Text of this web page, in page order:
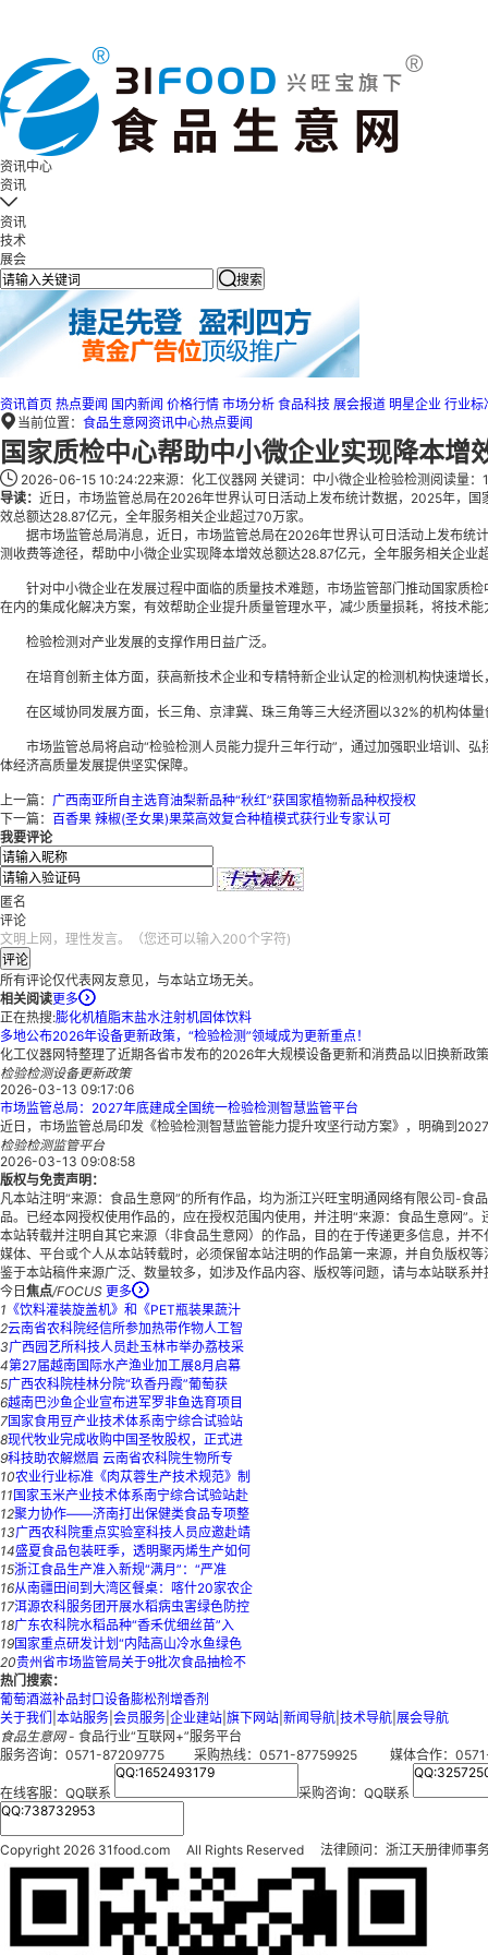
资讯中心
资讯

资讯
技术
展会
搜索
资讯首页 热点要闻 国内新闻 价格行情 市场分析 食品科技 展会报道 明星企业 行业标
当前位置： 食品生意网资讯中心热点要闻
国家质检中心帮助中小微企业实现降本增
2026-06-15 10:24:22来源：化工仪器网 关键词： 中小微企业检验检测 阅读量：
导读： 近日，市场监管总局在2026年世界认可日活动上发布统计数据，2025年，
效总额达28.87亿元，全年服务相关企业超过70万家。
据市场监管总局消息，近日，市场监管总局在2026年世界认可日活动上发布统
测收费等途径，帮助中小微企业实现降本增效总额达28.87亿元，全年服务相关企业
针对中小微企业在发展过程中面临的质量技术难题，市场监管部门推动国家质检
在内的集成化解决方案，有效帮助企业提升质量管理水平，减少质量损耗，将技术
检验检测对产业发展的支撑作用日益广泛。
在培育创新主体方面，获高新技术企业和专精特新企业认定的检测机构快速增
在区域协同发展方面，长三角、京津冀、珠三角等三大经济圈以32%的机构体量
市场监管总局将启动“检验检测人员能力提升三年行动”，通过加强职业培训、弘
体经济高质量发展提供坚实保障。
上一篇： 广西南亚所自主选育油梨新品种“秋红”获国家植物新品种权授权
下一篇： 百香果 辣椒(圣女果)果菜高效复合种植模式获行业专家认可
我要评论
匿名
评论
文明上网，理性发言。（您还可以输入200个字符)
评论
所有评论仅代表网友意见，与本站立场无关。
相关阅读更多
正在热搜:膨化机植脂末盐水注射机固体饮料
多地公布2026年设备更新政策，“检验检测”领域成为更新重点！
化工仪器网特整理了近期各省市发布的2026年大规模设备更新和消费品以旧换新政
检验检测设备更新政策
2026-03-13 09:17:06
市场监管总局：2027年底建成全国统一检验检测智慧监管平台
近日，市场监管总局印发《检验检测智慧监管能力提升攻坚行动方案》，明确到
检验检测监管平台
2026-03-13 09:08:58
版权与免责声明：
凡本站注明“来源：食品生意网”的所有作品，均为浙江兴旺宝明通网络有限公司-
品。已经本网授权使用作品的，应在授权范围内使用，并注明“来源：食品生意网”
本站转载并注明自其它来源（非食品生意网）的作品，目的在于传递更多信息，并
媒体、平台或个人从本站转载时，必须保留本站注明的作品第一来源，并自负版权
鉴于本站稿件来源广泛、数量较多，如涉及作品内容、版权等问题，请与本站联系
今日焦点/FOCUS 更多
1 《饮料灌装旋盖机》和《PET瓶装果蔬汁
2云南省农科院经信所参加热带作物人工智
3广西园艺所科技人员赴玉林市举办荔枝采
4第27届越南国际水产渔业加工展8月启幕
5广西农科院桂林分院“玖香丹霞”葡萄获
6越南巴沙鱼企业宣布进军罗非鱼选育项目
7国家食用豆产业技术体系南宁综合试验站
8现代牧业完成收购中国圣牧股权，正式进
9科技助农解燃眉 云南省农科院生物所专
10农业行业标准《肉苁蓉生产技术规范》制
11国家玉米产业技术体系南宁综合试验站赴
12聚力协作——济南打出保健类食品专项整
13广西农科院重点实验室科技人员应邀赴靖
14盛夏食品包装旺季，透明聚丙烯生产如何
15浙江食品生产准入新规“满月”：“严准
16从南疆田间到大湾区餐桌：喀什20家农企
17洱源农科服务团开展水稻病虫害绿色防控
18广东农科院水稻品种“香禾优细丝苗”入
19国家重点研发计划“内陆高山冷水鱼绿色
20贵州省市场监管局关于9批次食品抽检不
热门搜索：
葡萄酒滋补品封口设备膨松剂增香剂
关于我们 本站服务 会员服务 企业建站 旗下网站 新闻导航 技术导航 展会导航
食品生意网- 食品行业“互联网+”服务平台
服务咨询：0571-87209775 采购热线：0571-87759925 媒体合作：
在线客服： QQ联系 采购咨询： QQ联系
Copyright 2026 31food.com All Rights Reserved 法律顾问：浙江天册律师事